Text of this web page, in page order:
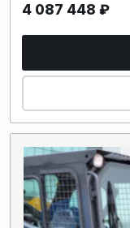
4 087 448 ₽